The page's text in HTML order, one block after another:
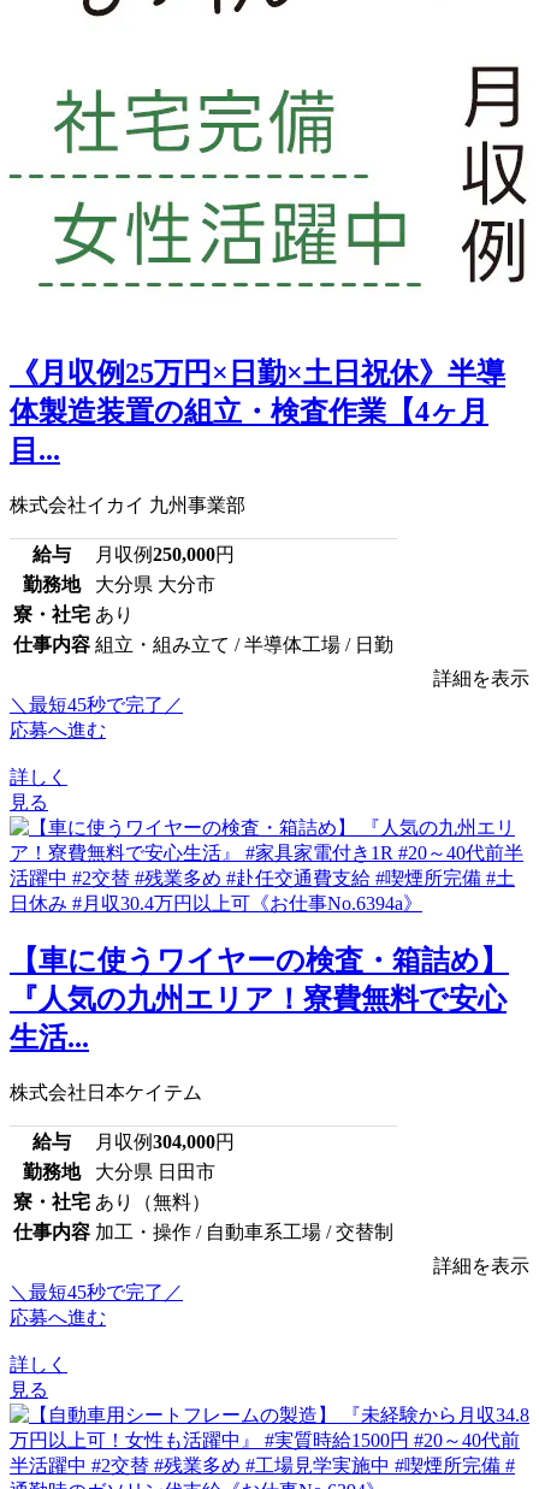
《月収例25万円×日勤×土日祝休》半導
体製造装置の組立・検査作業【4ヶ月
目...
株式会社イカイ 九州事業部
給与 月収例250,000円
勤務地
大分県 大分市
寮・社宅 あり
仕事内容 組立・組み立て / 半導体工場 / 日勤
詳細を表示
＼最短45秒で完了／
応募へ進む
詳しく
見る
【車に使うワイヤーの検査・箱詰め】
『人気の九州エリア！寮費無料で安心
生活...
株式会社日本ケイテム
給与 月収例304,000円
勤務地
大分県 日田市
寮・社宅 あり（無料）
仕事内容 加工・操作 / 自動車系工場 / 交替制
詳細を表示
＼最短45秒で完了／
応募へ進む
詳しく
見る